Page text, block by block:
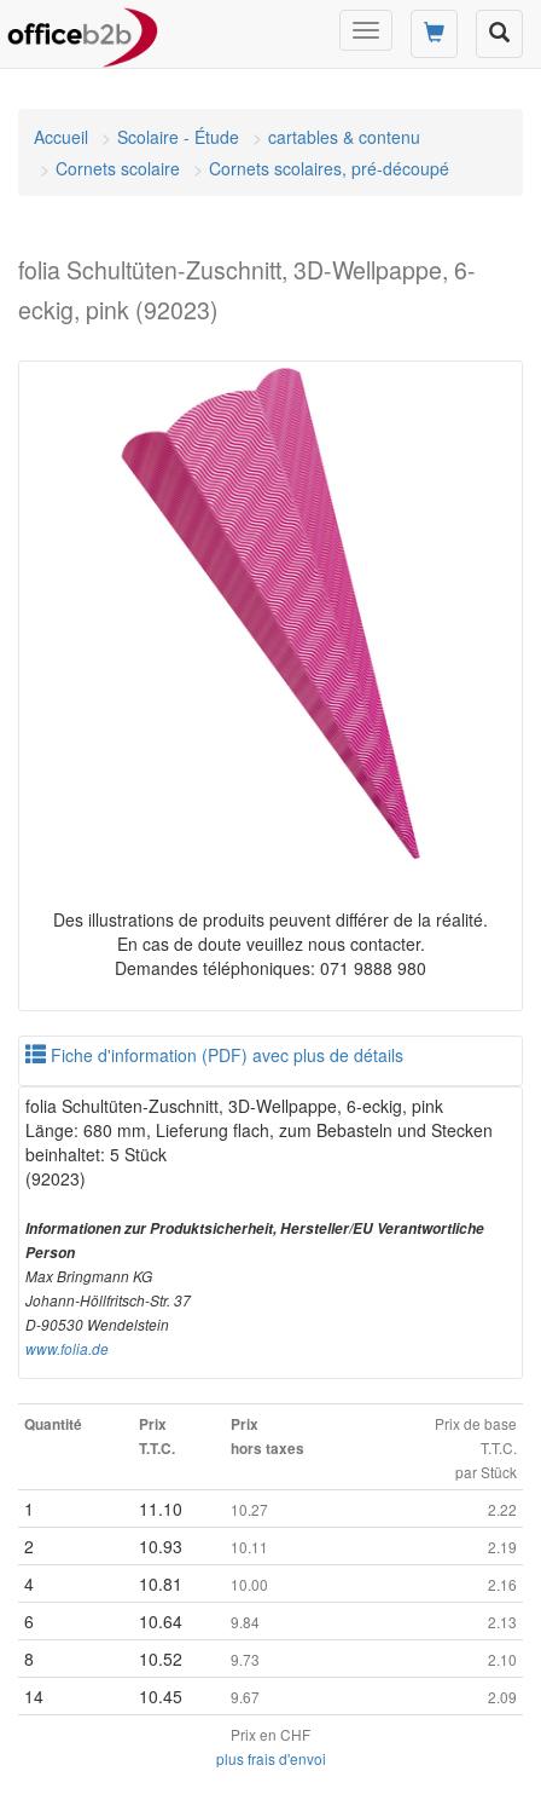
Changer
mode
Accueil
Scolaire - Étude
cartables & contenu
Cornets scolaire
Cornets scolaires, pré-découpé
folia Schultüten-Zuschnitt, 3D-Wellpappe, 6-
eckig, pink (92023)
Des illustrations de produits peuvent différer de la réalité.
En cas de doute veuillez nous contacter.
Demandes téléphoniques: 071 9888 980
Fiche d'information (PDF) avec plus de détails
folia Schultüten-Zuschnitt, 3D-Wellpappe, 6-eckig, pink
Länge: 680 mm, Lieferung flach, zum Bebasteln und Stecken
beinhaltet: 5 Stück
(92023)
Informationen zur Produktsicherheit, Hersteller/EU Verantwortliche
Person
Max Bringmann KG
Johann-Höllfritsch-Str. 37
D-90530 Wendelstein
www.folia.de
Quantité
Prix
T.T.C.
Prix
hors taxes
Prix de base
T.T.C.
par Stück
1 11.10 10.27 2.22
2 10.93 10.11 2.19
4 10.81 10.00 2.16
6 10.64 9.84 2.13
8 10.52 9.73 2.10
14 10.45 9.67
2.09
Prix en CHF
plus frais d'envoi